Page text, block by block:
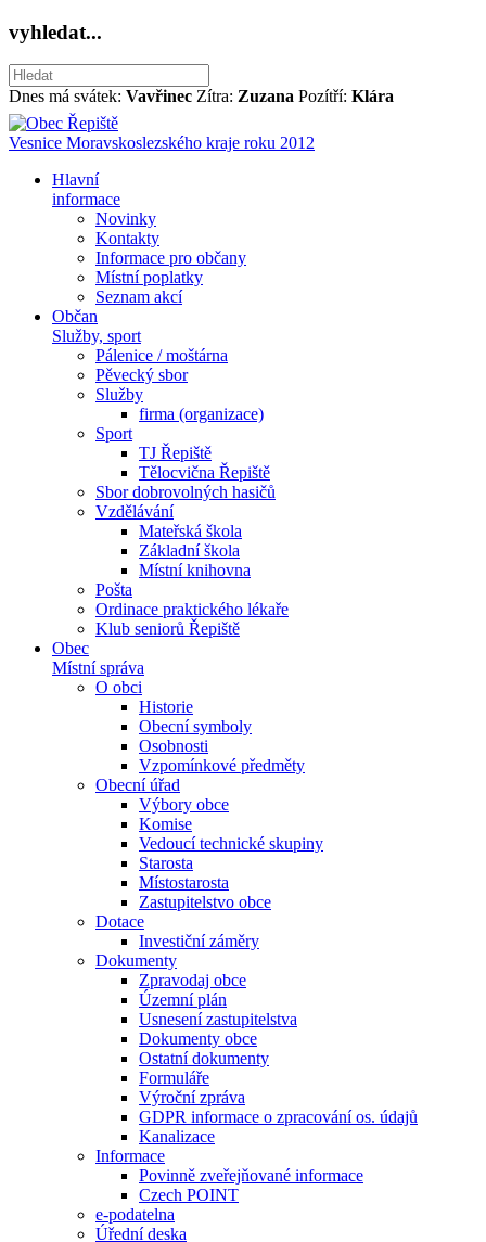
vyhledat...
Dnes má svátek: Vavřinec Zítra: Zuzana Pozítří: Klára
Vesnice Moravskoslezského kraje roku 2012
Hlavní
informace
Novinky
Kontakty
Informace pro občany
Místní poplatky
Seznam akcí
Občan
Služby, sport
Pálenice / moštárna
Pěvecký sbor
Služby
firma (organizace)
Sport
TJ Řepiště
Tělocvična Řepiště
Sbor dobrovolných hasičů
Vzdělávání
Mateřská škola
Základní škola
Místní knihovna
Pošta
Ordinace praktického lékaře
Klub seniorů Řepiště
Obec
Místní správa
O obci
Historie
Obecní symboly
Osobnosti
Vzpomínkové předměty
Obecní úřad
Výbory obce
Komise
Vedoucí technické skupiny
Starosta
Místostarosta
Zastupitelstvo obce
Dotace
Investiční záměry
Dokumenty
Zpravodaj obce
Územní plán
Usnesení zastupitelstva
Dokumenty obce
Ostatní dokumenty
Formuláře
Výroční zpráva
GDPR informace o zpracování os. údajů
Kanalizace
Informace
Povinně zveřejňované informace
Czech POINT
e-podatelna
Úřední deska